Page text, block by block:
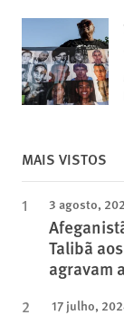
MAIS VISTOS
3 agosto,
Talibã
agravam
17 julho,